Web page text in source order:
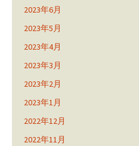
2023年6月
2023年5月
2023年4月
2023年3月
2023年2月
2023年1月
2022年12月
2022年11月